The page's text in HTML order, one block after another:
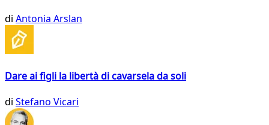
di Antonia Arslan
Dare ai figli la libertà di cavarsela da soli
di Stefano Vicari